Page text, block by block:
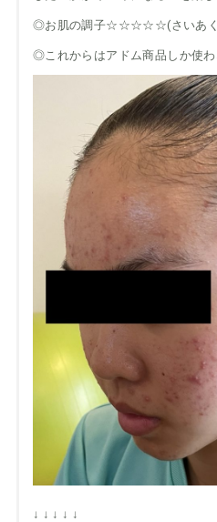
◎お肌の調子☆☆☆☆☆(さいあ
◎これからはアドム商品しか使わ
↓ ↓ ↓ ↓ ↓